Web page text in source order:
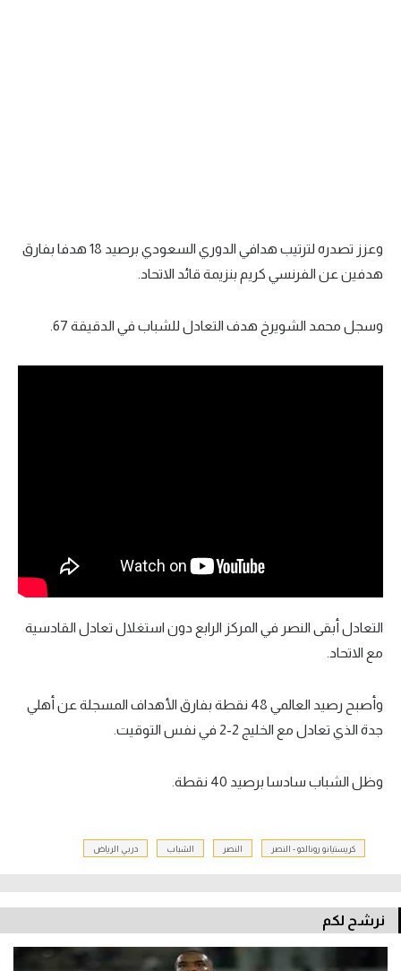
وعزز تصدره لترتيب هدافي الدوري السعودي برصيد 18 هدفا بفارق
هدفين عن الفرنسي كريم بنزيمة قائد الاتحاد.
وسجل محمد الشويرخ هدف التعادل للشباب في الدقيقة 67.
التعادل أبقى النصر في المركز الرابع دون استغلال تعادل القادسية
مع الاتحاد.
وأصبح رصيد العالمي 48 نقطة بفارق الأهداف المسجلة عن أهلي
جدة الذي تعادل مع الخليج 2-2 في نفس التوقيت.
وظل الشباب سادسا برصيد 40 نقطة.
كريستيانو رونالدو - النصر النصر الشباب دربي الرياض
نرشح لكم